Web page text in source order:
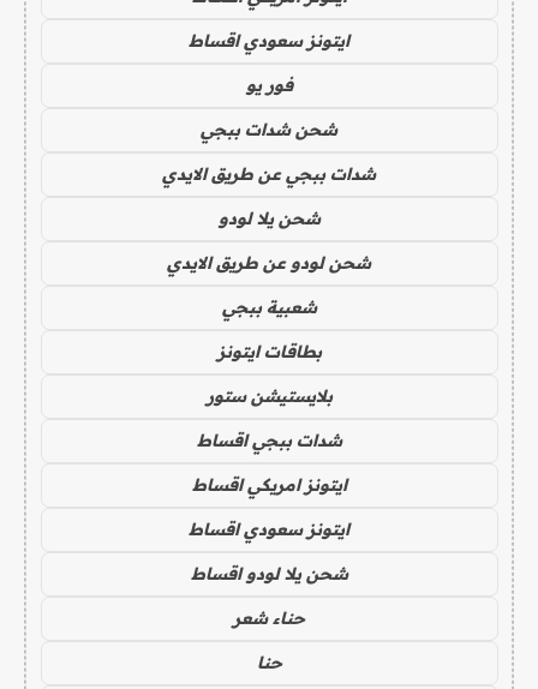
ايتونز سعودي اقساط
فور يو
شحن شدات ببجي
شدات ببجي عن طريق الايدي
شحن يلا لودو
شحن لودو عن طريق الايدي
شعبية ببجي
بطاقات ايتونز
بلايستيشن ستور
شدات ببجي اقساط
ايتونز امريكي اقساط
ايتونز سعودي اقساط
شحن يلا لودو اقساط
حناء شعر
حنا